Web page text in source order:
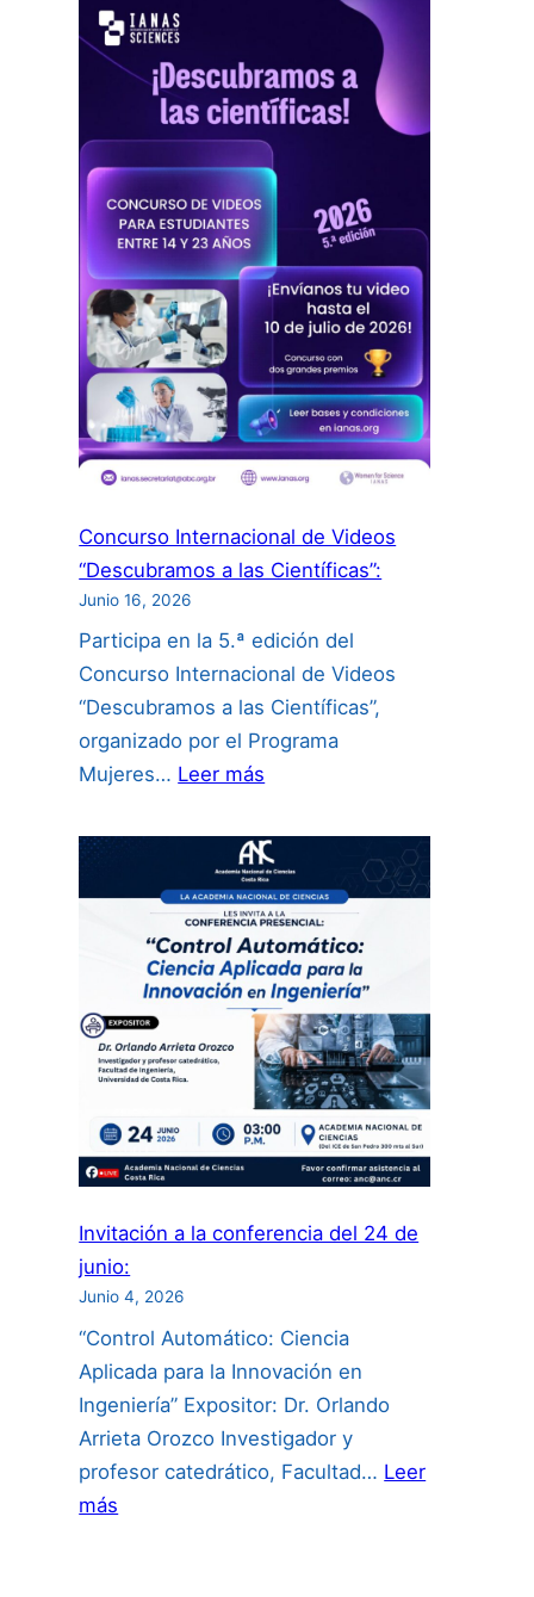
2026:
Concurso Internacional de Videos
“Descubramos a las Científicas”:
Junio 16, 2026
Participa en la 5.ª edición del
Concurso Internacional de Videos
“Descubramos a las Científicas”,
organizado por el Programa
Mujeres… Leer más
Internacional
de
Videos
“Descubramos
a
las
Científicas”:
Invitación a la conferencia del 24 de
junio:
Junio 4, 2026
“Control Automático: Ciencia
Aplicada para la Innovación en
Ingeniería” Expositor: Dr. Orlando
Arrieta Orozco Investigador y
profesor catedrático, Facultad… Leer
más